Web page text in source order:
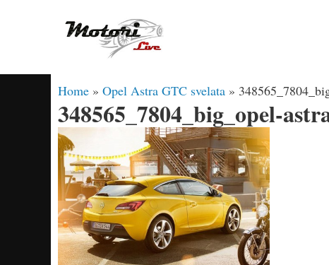
Home » Opel Astra GTC svelata »
348565_7804_big_opel-